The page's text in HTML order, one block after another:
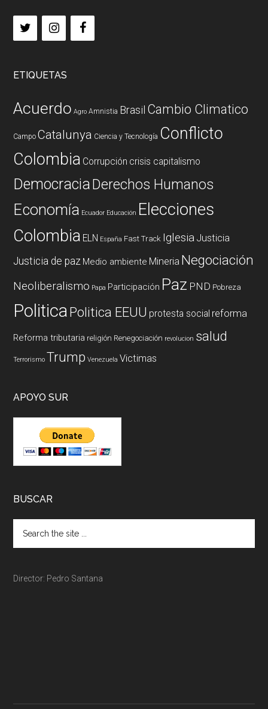
ETIQUETAS
Acuerdo Agro Amnistia Brasil Cambio Climatico
Campo Catalunya Ciencia y Tecnología Conflicto
Colombia Corrupción crisis capitalismo
DemocraciaDerechos Humanos
Economía Ecuador Educación Elecciones
Colombia ELN España Fast Track Iglesia Justicia
Justicia de paz Medio ambiente Mineria Negociación
Neoliberalismo Papa Participación Paz PND Pobreza
PoliticaPolitica EEUU protesta social reforma
Reforma tributaria religión Renegociación revolucion salud
Terrorismo Trump Venezuela Victimas
APOYO SUR
BUSCAR
Director: Pedro Santana